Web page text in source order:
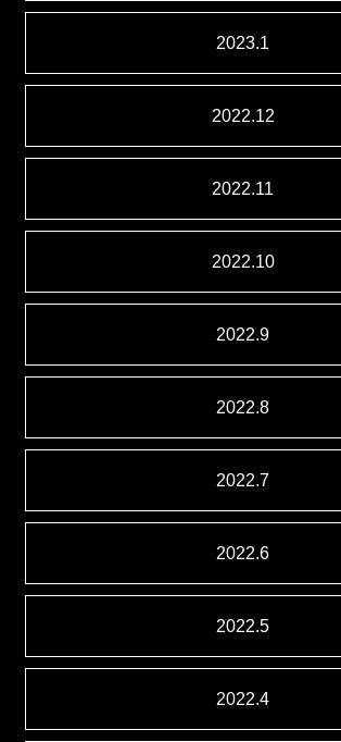
2023.1
2022.12
2022.11
2022.10
2022.9
2022.8
2022.7
2022.6
2022.5
2022.4